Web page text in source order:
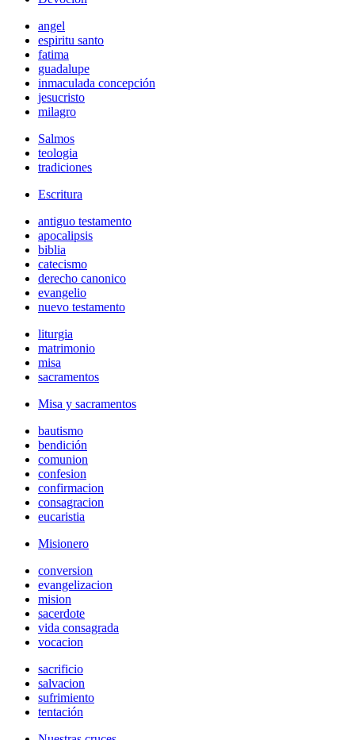
angel
espiritu santo
fatima
guadalupe
inmaculada concepción
jesucristo
milagro
Salmos
teologia
tradiciones
Escritura
antiguo testamento
apocalipsis
biblia
catecismo
derecho canonico
evangelio
nuevo testamento
liturgia
matrimonio
misa
sacramentos
Misa y sacramentos
bautismo
bendición
comunion
confesion
confirmacion
consagracion
eucaristia
Misionero
conversion
evangelizacion
mision
sacerdote
vida consagrada
vocacion
sacrificio
salvacion
sufrimiento
tentación